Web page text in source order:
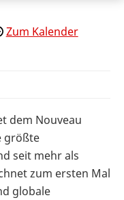
Zum Kalender
dem Nouveau
größte
seit mehr als
zum ersten Mal
globale